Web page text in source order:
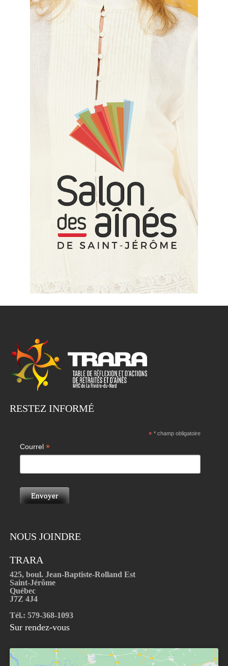
RESTEZ INFORMÉ
** champ obligatoire
Courrel*
NOUS JOINDRE
TRARA
425, boul. Jean-Baptiste-Rolland Est
Saint-Jérôme
Québec
J7Z 4J4
Tél.: 579-368-1093
Sur rendez-vous